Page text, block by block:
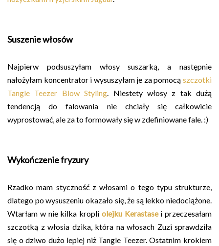
Suszenie włosów
Najpierw podsuszyłam włosy suszarką, a następnie
nałożyłam koncentrator i wysuszyłam je za pomocą szczotki
Tangle Teezer Blow Styling. Niestety włosy z tak dużą
tendencją do falowania nie chciały się całkowicie
wyprostować, ale za to formowały się w zdefiniowane fale. :)
Wykończenie fryzury
Rzadko mam styczność z włosami o tego typu strukturze,
dlatego po wysuszeniu okazało się, że są lekko niedociążone.
Wtarłam w nie kilka kropli olejku Kerastasei przeczesałam
szczotką z włosia dzika, która na włosach Zuzi sprawdziła
się o dziwo dużo lepiej niż Tangle Teezer. Ostatnim krokiem